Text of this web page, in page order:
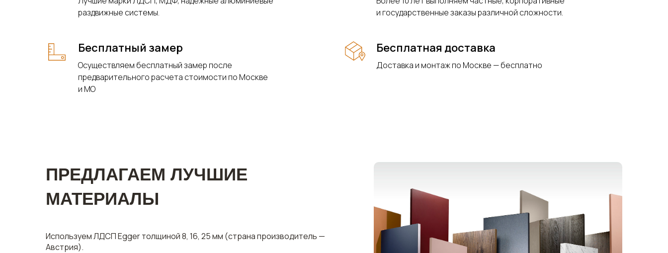
раздвижные системы.
и государственные заказы различной сложности.
Бесплатный замер
Осуществляем бесплатный замер после
предварительного расчета стоимости по Москве
и МО
Бесплатная доставка
Доставка и монтаж по Москве — бесплатно
ПРЕДЛАГАЕМ ЛУЧШИЕ
МАТЕРИАЛЫ
Используем ЛДСП Egger толщиной 8, 16, 25 мм (страна производитель —
Австрия).